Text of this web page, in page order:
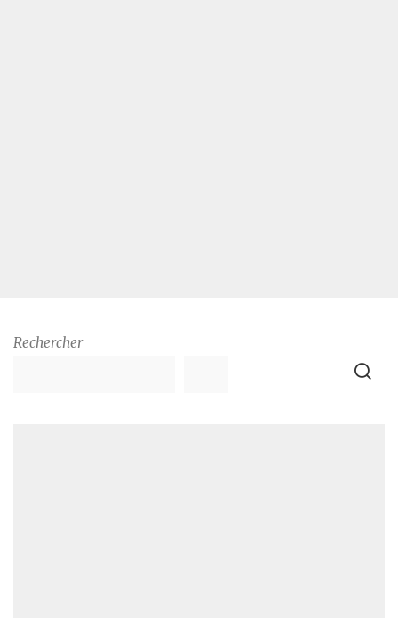
Rechercher